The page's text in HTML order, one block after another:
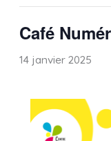
Café
14 janvier 2025